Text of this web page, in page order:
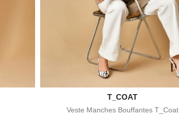
Aperçu rapide
T_COAT
Veste Manches Bouffantes T_Coat